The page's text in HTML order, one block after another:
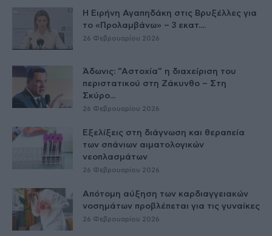
Η Ειρήνη Αγαπηδάκη στις Βρυξέλλες για
το «Προλαμβάνω» – 3 εκατ....
26 Φεβρουαρίου 2026
Άδωνις: “Αστοχία” η διαχείριση του
περιστατικού στη Ζάκυνθο – Στη
Σκύρο...
26 Φεβρουαρίου 2026
Εξελίξεις στη διάγνωση και θεραπεία
των σπάνιων αιματολογικών
νεοπλασμάτων
26 Φεβρουαρίου 2026
Απότομη αύξηση των καρδιαγγειακών
νοσημάτων προβλέπεται για τις γυναίκες
26 Φεβρουαρίου 2026